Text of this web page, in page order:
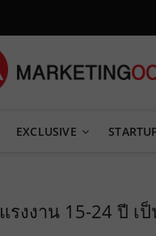
EXCLUSIVE
งงาน 15-24 ปี เ